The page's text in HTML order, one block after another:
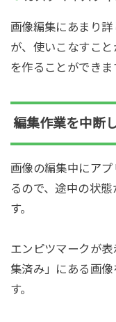
画像編集にあまり
が、使いこなすこ
を作ることができま
編集作業を中断
画像の編集中にア
るので、途中の状
す。
エンピツマークが
集済み」にある画
す。